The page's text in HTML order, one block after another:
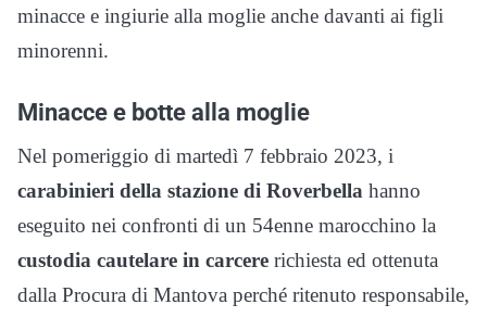
minacce e ingiurie alla moglie anche davanti ai figli
minorenni.
Minacce e botte alla moglie
Nel pomeriggio di martedì 7 febbraio 2023, i
carabinieri della stazione di Roverbella hanno
eseguito nei confronti di un 54enne marocchino la
custodia cautelare in carcere richiesta ed ottenuta
dalla Procura di Mantova perché ritenuto responsabile,